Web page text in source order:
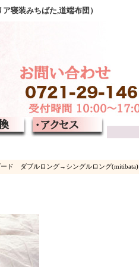
寝装みちばた,道端布団）
ド ダブルロング→シングルロング(mitibata)